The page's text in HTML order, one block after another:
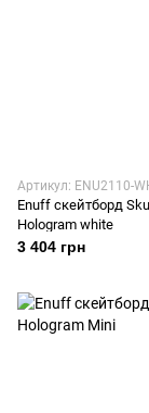
Артикул: ENU2110-
Enuff скейтборд
Hologram white
3 404 грн